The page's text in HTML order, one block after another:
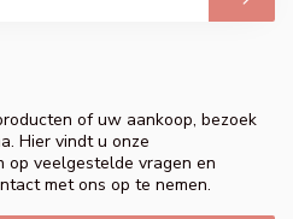
of uw aankoop, bezoek
Hier vindt u onze
op veelgestelde vragen en
met ons op te nemen.